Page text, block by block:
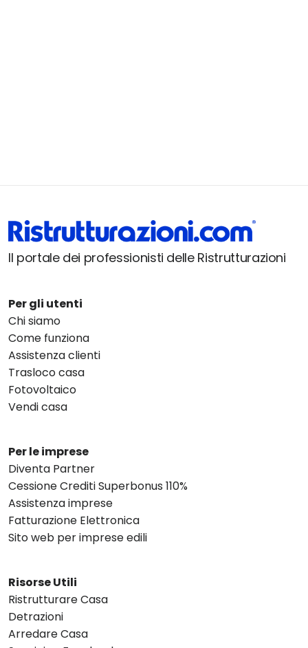
Il portale dei professionisti delle Ristrutturazioni
Per gli utenti
Chi siamo
Come funziona
Assistenza clienti
Trasloco casa
Fotovoltaico
Vendi casa
Per le imprese
Diventa Partner
Cessione Crediti Superbonus 110%
Assistenza imprese
Fatturazione Elettronica
Sito web per imprese edili
Risorse Utili
Ristrutturare Casa
Detrazioni
Arredare Casa